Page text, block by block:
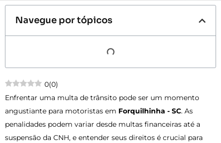
Navegue por tópicos
0(0)
Enfrentar uma multa de trânsito pode ser um momento
angustiante para motoristas em Forquilhinha - SC. As
penalidades podem variar desde multas financeiras até a
suspensão da CNH, e entender seus direitos é crucial para